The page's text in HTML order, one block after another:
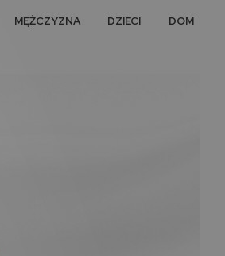
MĘŻCZYZNA DZIECI DOM